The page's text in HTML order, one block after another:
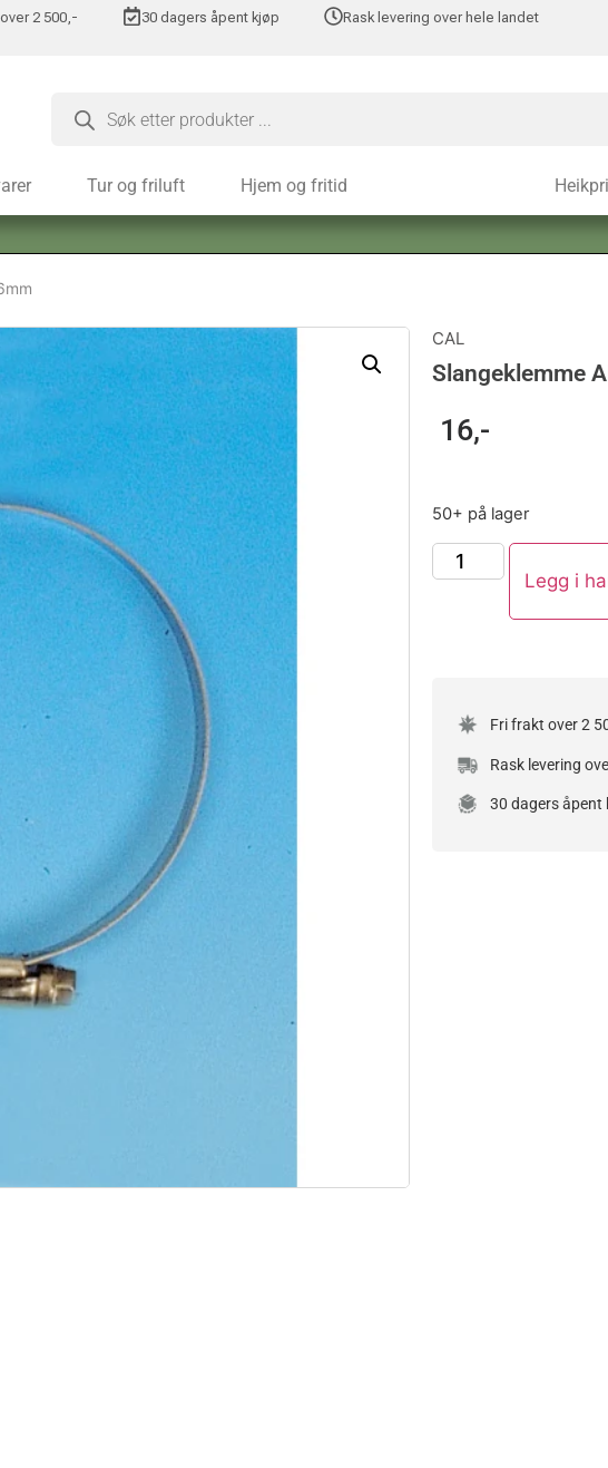
2 500,- 30 dagers åpent kjøp Rask levering over hele landet
Tur og friluft Hjem og fritid
CAL
Slangeklemme
16,-
50+ på lager
Legg i
Fri frakt over 2
Rask levering
30 dagers åpent